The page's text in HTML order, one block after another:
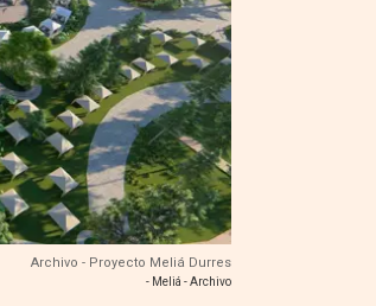
Archivo - Proyecto Meliá Durres
- Meliá - Archivo